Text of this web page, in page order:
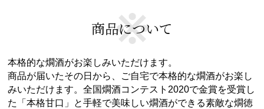
商品について
本格的な燗酒がお楽しみいただけます。
商品が届いたその日から、ご自宅で本格的な燗酒がお楽し
みいただけます。全国燗酒コンテスト2020で金賞を受賞し
た「本格甘口」と手軽で美味しい燗酒ができる素敵な燗徳